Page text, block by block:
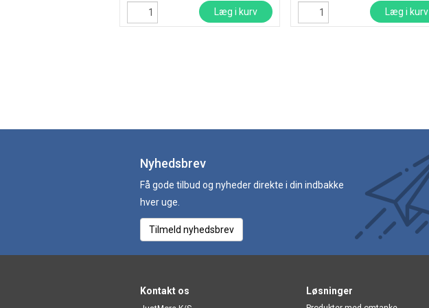
Læg i kurv Læg i kurv
Nyhedsbrev
Få gode tilbud og nyheder direkte i din indbakke
hver uge.
Tilmeld nyhedsbrev
Kontakt os Løsninger